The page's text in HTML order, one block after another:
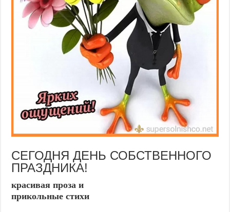
СЕГОДНЯ ДЕНЬ СОБСТВЕННОГО
ПРАЗДНИКА!
красивая проза и
прикольные стихи